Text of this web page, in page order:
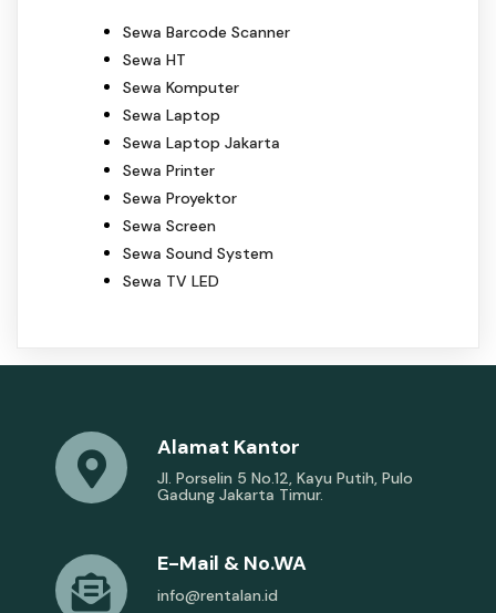
Sewa Barcode Scanner
Sewa HT
Sewa Komputer
Sewa Laptop
Sewa Laptop Jakarta
Sewa Printer
Sewa Proyektor
Sewa Screen
Sewa Sound System
Sewa TV LED
Alamat Kantor
Jl. Porselin 5 No.12, Kayu Putih, Pulo
Gadung Jakarta Timur.
E-Mail & No.WA
info@rentalan.id